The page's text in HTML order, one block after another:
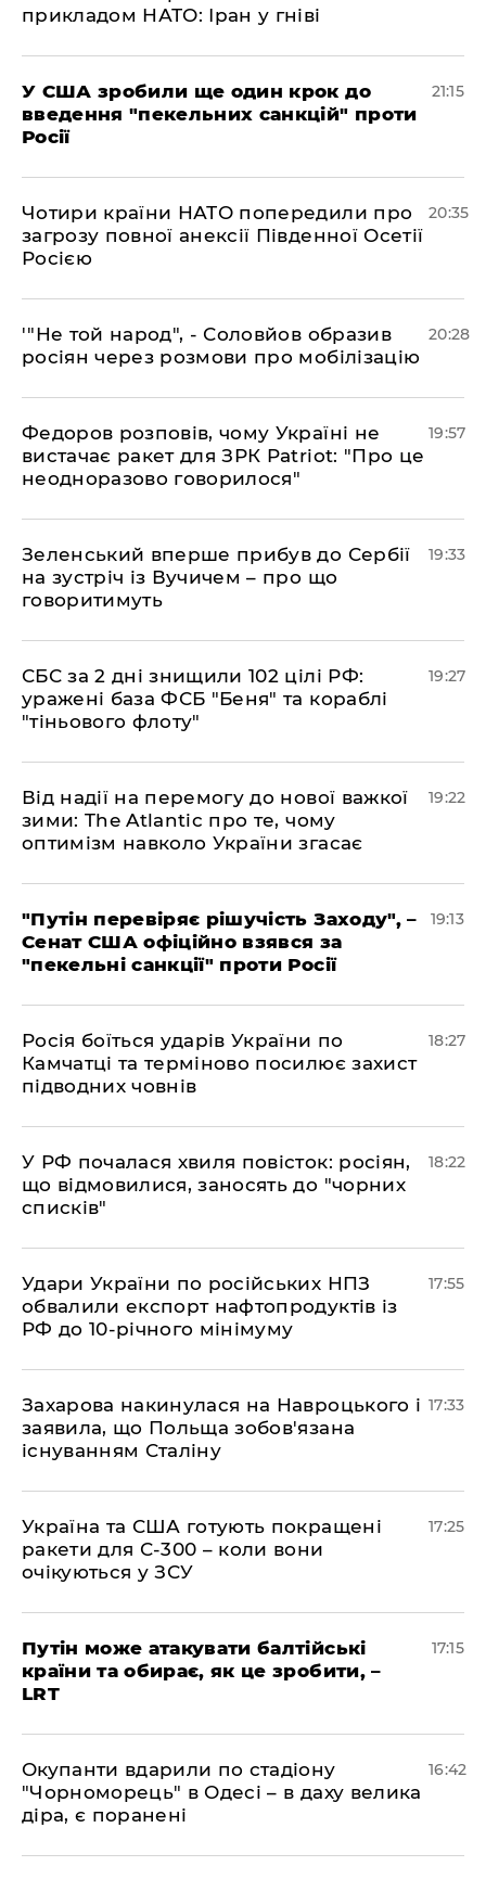
прикладом НАТО: Іран у гніві
​У США зробили ще один крок до
введення "пекельних санкцій" проти
Росії
21:15
​Чотири країни НАТО попередили про
загрозу повної анексії Південної Осетії
Росією
20:35
​'"Не той народ", - Соловйов образив
росіян через розмови про мобілізацію
20:28
​Федоров розповів, чому Україні не
вистачає ракет для ЗРК Patriot: "Про це
неодноразово говорилося"
19:57
​Зеленський вперше прибув до Сербії
на зустріч із Вучичем – про що
говоритимуть
19:33
​СБС за 2 дні знищили 102 цілі РФ:
уражені база ФСБ "Беня" та кораблі
"тіньового флоту"
19:27
​Від надії на перемогу до нової важкої
зими: The Atlantic про те, чому
оптимізм навколо України згасає
19:22
​"Путін перевіряє рішучість Заходу", –
Сенат США офіційно взявся за
"пекельні санкції" проти Росії
19:13
​Росія боїться ударів України по
Камчатці та терміново посилює захист
підводних човнів
18:27
​У РФ почалася хвиля повісток: росіян,
що відмовилися, заносять до "чорних
списків"
18:22
​Удари України по російських НПЗ
обвалили експорт нафтопродуктів із
РФ до 10-річного мінімуму
17:55
​Захарова накинулася на Навроцького і
заявила, що Польща зобов'язана
існуванням Сталіну
17:33
​Україна та США готують покращені
ракети для С-300 – коли вони
очікуються у ЗСУ
17:25
​Путін може атакувати балтійські
країни та обирає, як це зробити, –
LRT
17:15
​Окупанти вдарили по стадіону
"Чорноморець" в Одесі – в даху велика
діра, є поранені
16:42